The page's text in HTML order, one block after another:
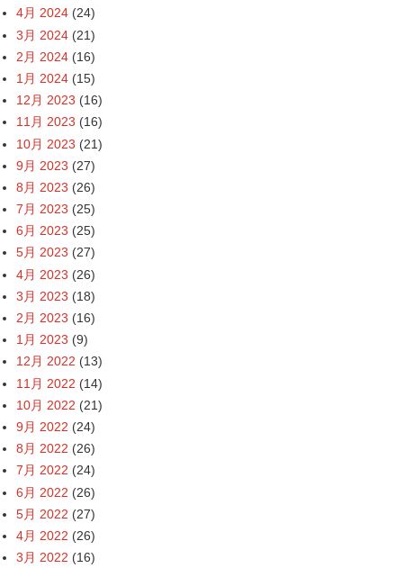
4月 2024 (24)
3月 2024 (21)
2月 2024 (16)
1月 2024 (15)
12月 2023 (16)
11月 2023 (16)
10月 2023 (21)
9月 2023 (27)
8月 2023 (26)
7月 2023 (25)
6月 2023 (25)
5月 2023 (27)
4月 2023 (26)
3月 2023 (18)
2月 2023 (16)
1月 2023 (9)
12月 2022 (13)
11月 2022 (14)
10月 2022 (21)
9月 2022 (24)
8月 2022 (26)
7月 2022 (24)
6月 2022 (26)
5月 2022 (27)
4月 2022 (26)
3月 2022 (16)